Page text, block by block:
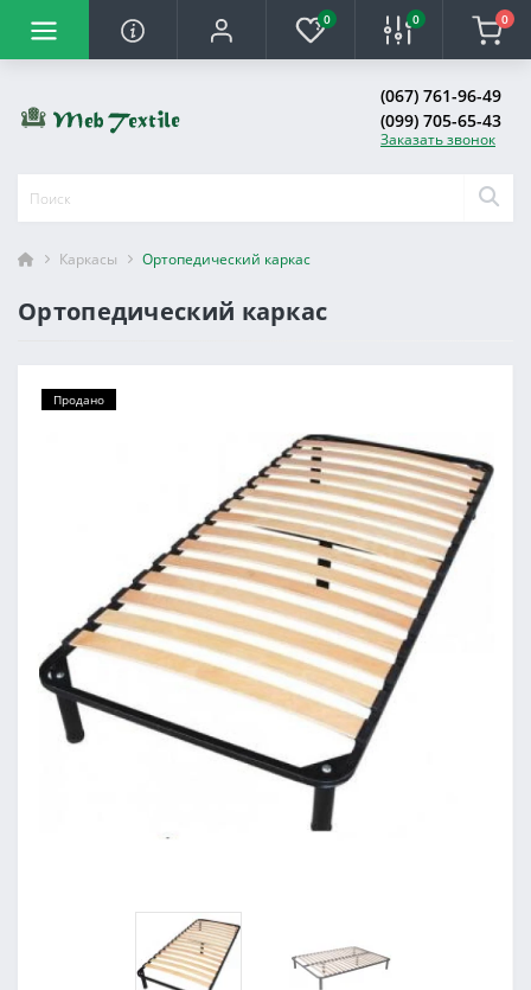
0 0 0
(067) 761-96-49
(099) 705-65-43
Заказать звонок
Каркасы Ортопедический каркас
Ортопедический каркас
Продано